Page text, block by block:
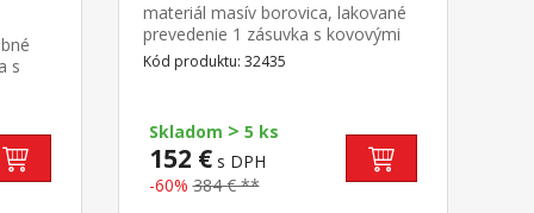
s
materiál masív borovica, lakované
prevedenie 1 zásuvka s kovovými
pojazdmi, 2 dvierka, 1 polica
Kód produktu: 32435
Skladom > 5 ks
152 €s DPH
-60% 384 € **